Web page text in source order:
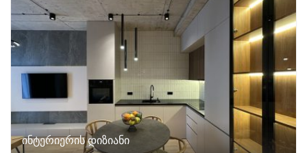
ინტერიერის დიზიანი